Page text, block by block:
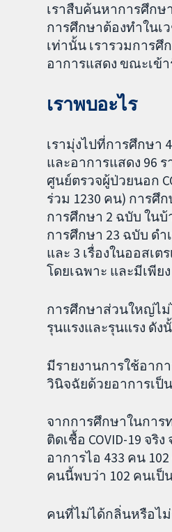
เราสืบค้นหาการศึกษ
การศึกษาต้องทำในเ
เท่านั้น เรารวมการ
อาการแสดง ขณะเข้
เราพบอะไร
เรามุ่งไปที่การศึกษา
และอาการแสดง 96
ศูนย์ตรวจผู้ป่วยนอก
ร่วม 1230 คน) การศึ
การศึกษา 2 ฉบับ ใน
การศึกษา 23 ฉบับ ดำ
และ 3 เรื่องในออสเ
โดยเฉพาะ และมีเพี
การศึกษาส่วนใหญ่ไม่
รุนแรงและรุนแรง ดั
มีรายงานการใช้อาก
วินิจฉัยด้วยอาการเป็
จากการศึกษาในการ
ติดเชื้อ COVID-19 จ
อาการไอ 433 คน
คนนี้พบว่า 102 คนเป็น
คนที่ไม่ได้กลิ่นหรือไม่